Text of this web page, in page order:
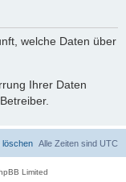
welche Daten über
Ihrer Daten
Alle Zeiten sind UTC
löschen
Limited